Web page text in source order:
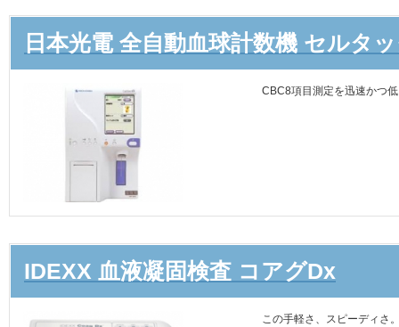
日本光電 全自動血球計数機 セルタ
CBC8項目測定を迅速かつ
IDEXX 血液凝固検査 コアグDx
この手軽さ、スピーディさ